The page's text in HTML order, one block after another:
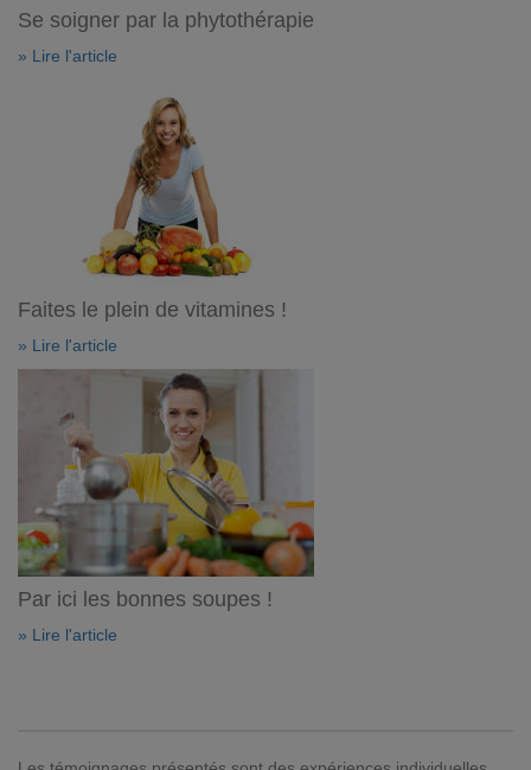
Se soigner par la phytothérapie
» Lire l'article
Faites le plein de vitamines !
» Lire l'article
Par ici les bonnes soupes !
» Lire l'article